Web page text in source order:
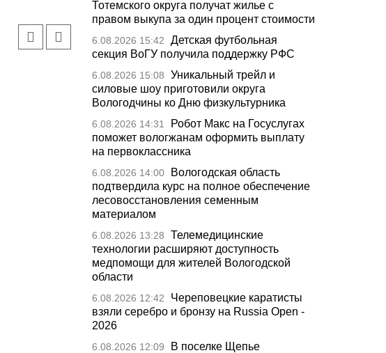
Тотемского округа получат жилье с
правом выкупа за один процент стоимости
6.08.2026 15:42
Детская футбольная
секция ВоГУ получила поддержку РФС
6.08.2026 15:08
Уникальный трейл и
силовые шоу приготовили округа
Вологодчины ко Дню физкультурника
6.08.2026 14:31
Робот Макс на Госуслугах
поможет вологжанам оформить выплату
на первоклассника
6.08.2026 14:00
Вологодская область
подтвердила курс на полное обеспечение
лесовосстановления семенным
материалом
6.08.2026 13:28
Телемедицинские
технологии расширяют доступность
медпомощи для жителей Вологодской
области
6.08.2026 12:42
Череповецкие каратисты
взяли серебро и бронзу на Russia Open -
2026
6.08.2026 12:09
В поселке Щепье